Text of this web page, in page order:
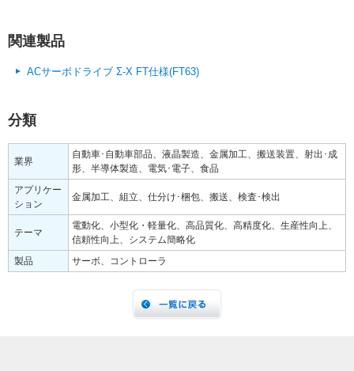
関連製品
ACサーボドライブ Σ-X FT仕様(FT63)
分類
業界
自動車･自動車部品、液晶製造、金属加工、搬送装置、射出･成
形、半導体製造、電気･電子、食品
アプリケー
ション
金属加工、組立、仕分け･梱包、搬送、検査･検出
テーマ
電動化、小型化・軽量化、高品質化、高精度化、生産性向上、
信頼性向上、システム簡略化
製品
サーボ、コントローラ